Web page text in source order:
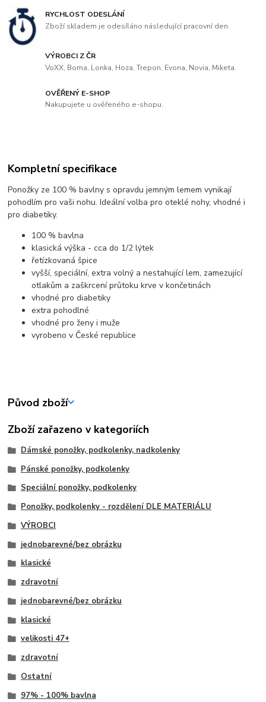
RYCHLOST ODESLÁNÍ
Zboží skladem je odesíláno následující pracovní den.
VÝROBCI Z ČR
VoXX, Boma, Lonka, Hoza, Trepon, Evona, Novia, Miketa.
OVĚŘENÝ E-SHOP
Nakupujete u ověřeného e-shopu.
Kompletní specifikace
Ponožky ze 100 % bavlny s opravdu jemným lemem vynikají
pohodlím pro vaši nohu. Ideální volba pro oteklé nohy, vhodné i
pro diabetiky.
100 % bavlna
klasická výška - cca do 1/2 lýtek
řetízkovaná špice
vyšší, speciální, extra volný a nestahující lem, zamezující
otlakům a zaškrcení průtoku krve v končetinách
vhodné pro diabetiky
extra pohodlné
vhodné pro ženy i muže
vyrobeno v České republice
Původ zboží
Zboží zařazeno v kategoriích
Dámské ponožky, podkolenky, nadkolenky
Pánské ponožky, podkolenky
Speciální ponožky, podkolenky
Ponožky, podkolenky - rozdělení DLE MATERIÁLU
VÝROBCI
jednobarevné/bez obrázku
klasické
zdravotní
jednobarevné/bez obrázku
klasické
velikosti 47+
zdravotní
Ostatní
97% - 100% bavlna